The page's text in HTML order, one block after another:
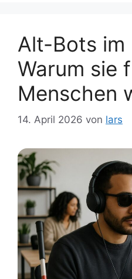
Alt-Bots im
Warum sie
Menschen
14. April 2026 von lars